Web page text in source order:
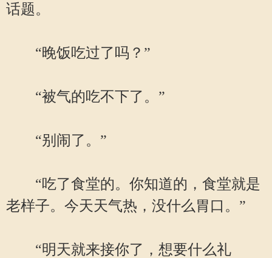
话题。
“晚饭吃过了吗？”
“被气的吃不下了。”
“别闹了。”
“吃了食堂的。你知道的，食堂就是
老样子。今天天气热，没什么胃口。”
“明天就来接你了，想要什么礼